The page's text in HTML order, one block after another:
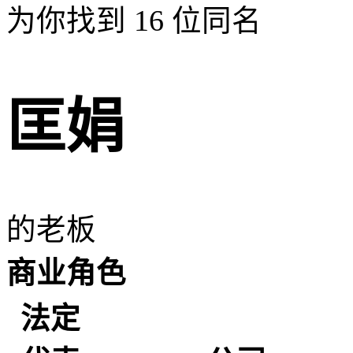
为你找到 16 位同名
匡娟
的老板
商业角色
法定